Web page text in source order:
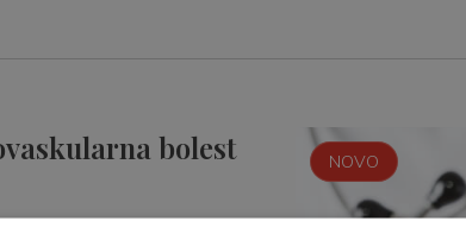
bolest NOVO